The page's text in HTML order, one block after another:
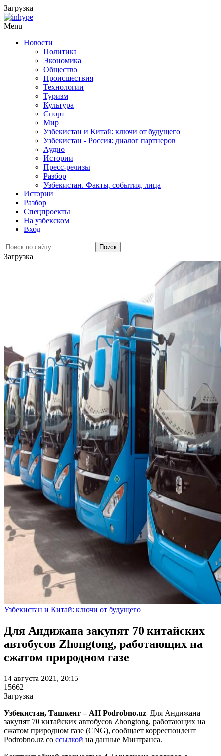
Загрузка
Menu
Новости
Политика
Экономика
Общество
Происшествия
Технологии
Туризм
Культура
Спорт
Мир
Узбекистан и Китай: ключи от будущего
Узбекистан - Россия: диалог партнеров
Аудио
Истории
Пресс-релизы
Разбор
Узбекистан. Факты, события, лица
Истории
Разбор
Спецпроекты
На узбекском
Вход
Загрузка
Узбекистан и Китай: ключи от будущего
Для Андижана закупят 70 китайских
автобусов Zhongtong, работающих на
сжатом природном газе
14 августа 2021, 20:15
15662
Загрузка
Узбекистан, Ташкент – АН Podrobno.uz. Для Андижана
закупят 70 китайских автобусов Zhongtong, работающих на
сжатом природном газе (CNG), сообщает корреспондент
Podrobno.uz со ссылкой на данные Минтранса.